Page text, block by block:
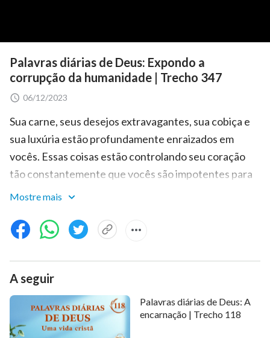
Palavras diárias de Deus: Expondo a
corrupção da humanidade | Trecho 347
06/12/2023
Sua carne, seus desejos extravagantes, sua cobiça e
sua luxúria estão profundamente enraizados em
vocês. Essas coisas estão controlando seu coração
tão constantemente que vocês são impotentes para
tirar o jugo daqueles pensamentos feudais e
atual, nem escapar da influência das trevas. Estão
simplesmente presos por essas coisas. Mesmo que
vocês saibam que tal vida é dolorosa demais e que um
mundo desses é tenebroso demais, ainda assim, nem
um sequer de vocês tem a coragem de mudar uma
vida desse tipo. Vocês só desejam escapar desse tipo
de vida real, libertar suas almas do purgatório e viver
Mostre mais
A seguir
Palavras diárias de Deus: A
encarnação | Trecho 118